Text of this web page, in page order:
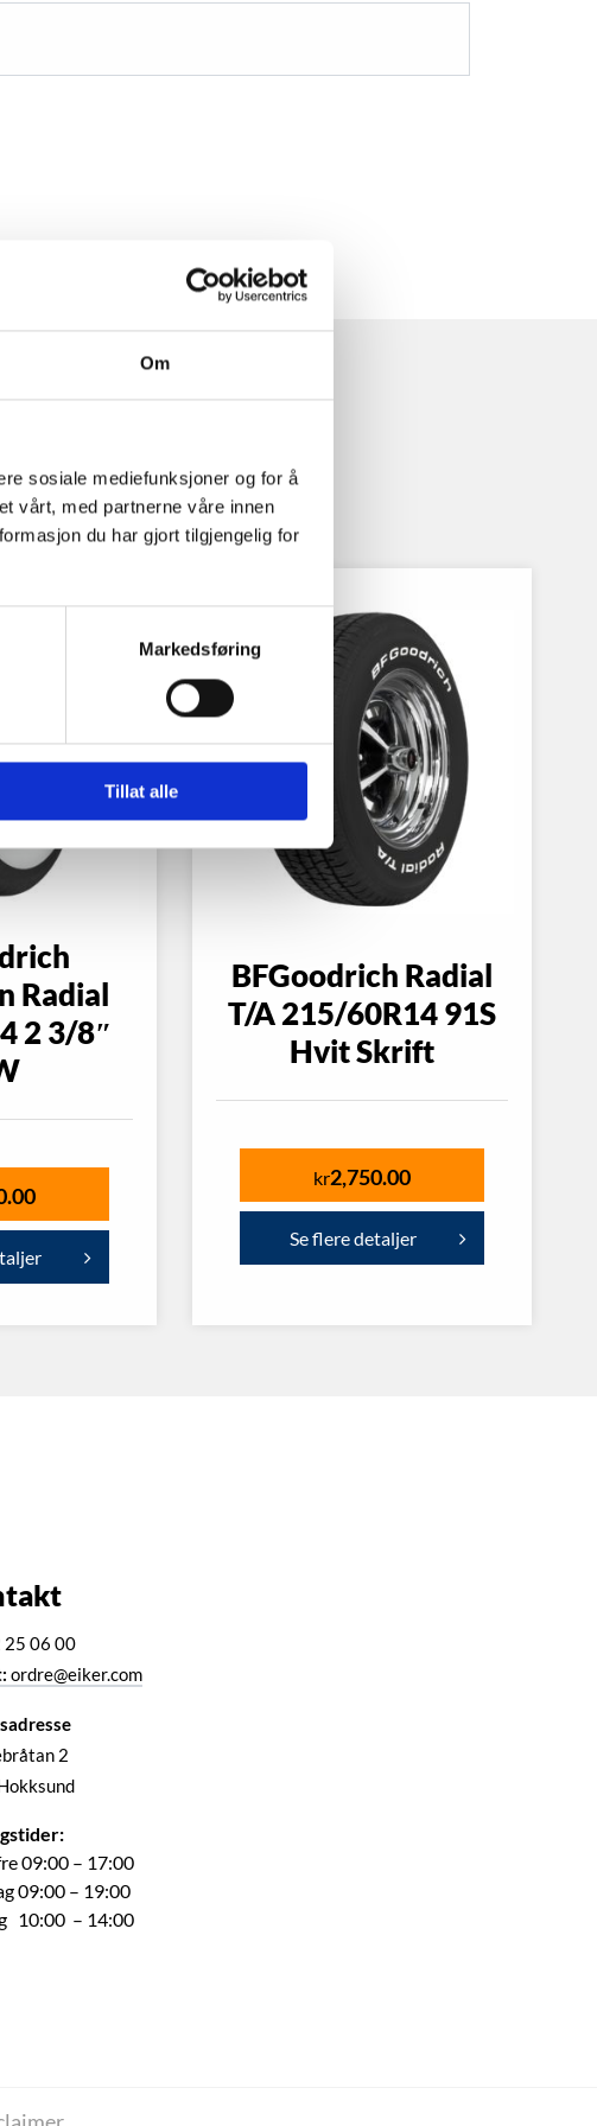
Om
sosiale mediefunksjoner og for å
vårt, med partnerne våre innen
du har gjort tilgjengelig for
Markedsføring
Tillat alle
Radial
2 3/8″
BFGoodrich Radial
T/A 215/60R14 91S
Hvit Skrift
kr2,750.00
Se flere detaljer
25 06 00
ordre@eiker.com
2
09:00 – 17:00
09:00 – 19:00
10:00 – 14:00